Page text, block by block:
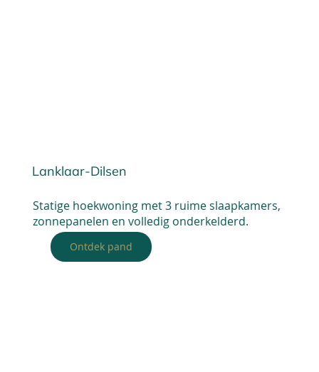
Lanklaar-Dilsen
Statige hoekwoning met 3 ruime slaapkamers,
zonnepanelen en volledig onderkelderd.
Ontdek pand